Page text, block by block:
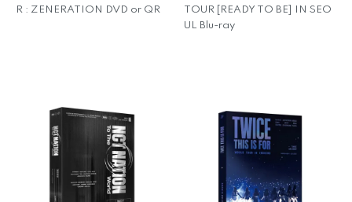
R : ZENERATION DVD or QR
TOUR [READY TO BE] IN SEO
UL Blu-ray